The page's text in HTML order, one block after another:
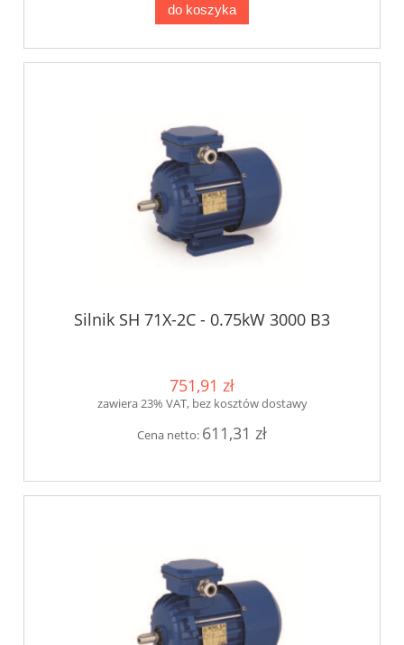
do koszyka
Silnik SH 71X-2C - 0.75kW 3000 B3
751,91 zł
zawiera 23% VAT, bez kosztów dostawy
Cena netto: 611,31 zł